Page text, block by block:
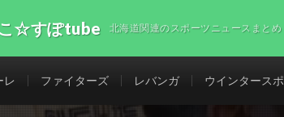
☆すぽtube 北海道関連のスポーツニュースまとめ
レ ファイターズ レバンガ ウインタース